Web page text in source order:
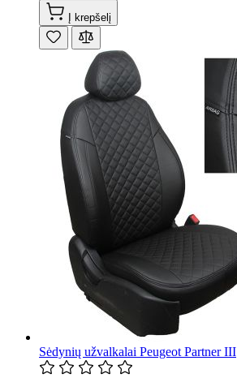
Į krepšelį
Sėdynių užvalkalai Peugeot Partner III